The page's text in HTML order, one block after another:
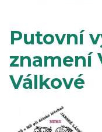
Putovní
znamení
Válkové